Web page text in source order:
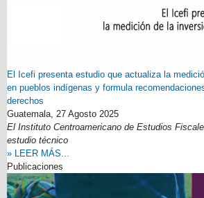
El Icefi presenta estudio que actualiza la
en pueblos indígenas y formula
derechos
Guatemala, 27 Agosto 2025
El Instituto Centroamericano de Estudios
estudio técnico
» LEER MÁS...
Publicaciones